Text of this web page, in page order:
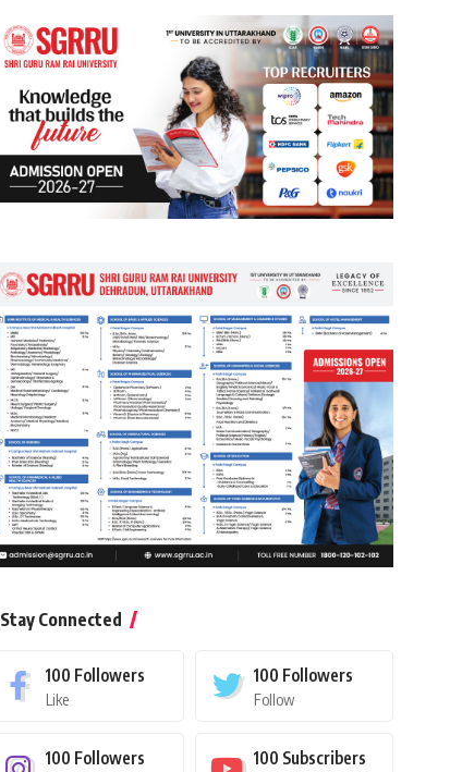
Stay Connected
100 Followers
Like
100 Followers
Follow
100 Followers 100 Subscribers